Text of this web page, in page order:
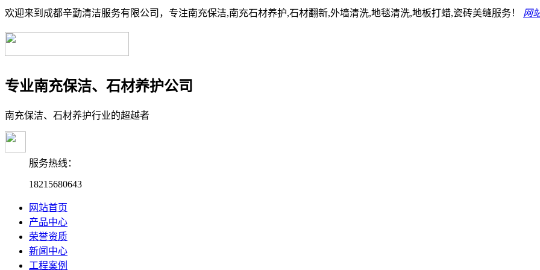
欢迎来到成都辛勤清洁服务有限公司，专注南充保洁,南充石材养护,石材翻新,外墙清洗,地毯清洗,地板打蜡,瓷砖美缝服务！ 网
专业南充保洁、石材养护公司
南充保洁、石材养护行业的超越者
服务热线：
18215680643
网站首页
产品中心
荣誉资质
新闻中心
工程案例